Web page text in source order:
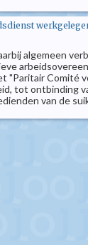
algemeen
"Paritair Comité
tot ontbinding
van de